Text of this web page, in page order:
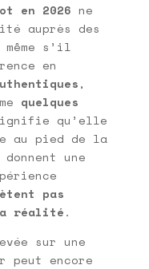
en 2026 ne
auprès des
s’il
en
,
quelques
qu’elle
au pied de la
une
pas
réalité.
sur une
encore